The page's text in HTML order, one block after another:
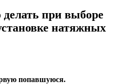
при выборе
натяжных
попавшуюся.